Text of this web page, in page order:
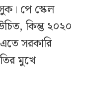
পে স্কেল
কিন্তু ২০২০
সরকারি
মুখে